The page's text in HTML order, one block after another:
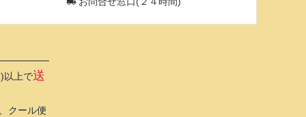
以上で送
クール便